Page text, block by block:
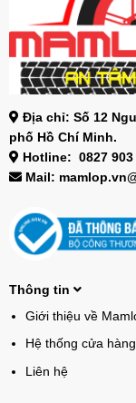
Địa chỉ: Số 12
phố Hồ Chí Minh.
Hotline: 0827 903
Mail:
Thông tin
Giới thiệu về
Hệ thống cửa hàng
Liên hệ